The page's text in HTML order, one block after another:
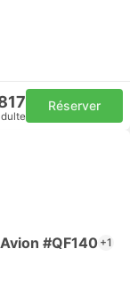
Réserver
#QF140 +1